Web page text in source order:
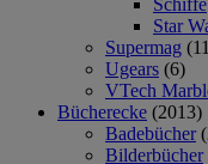
Schiffe
Star
Supermag
Ugears (6)
VTech
Bücherecke (2013)
Badebücher
Bilderbücher